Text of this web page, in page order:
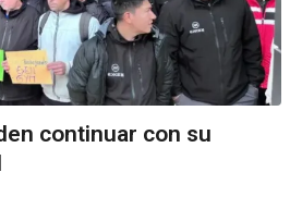
continuar con su